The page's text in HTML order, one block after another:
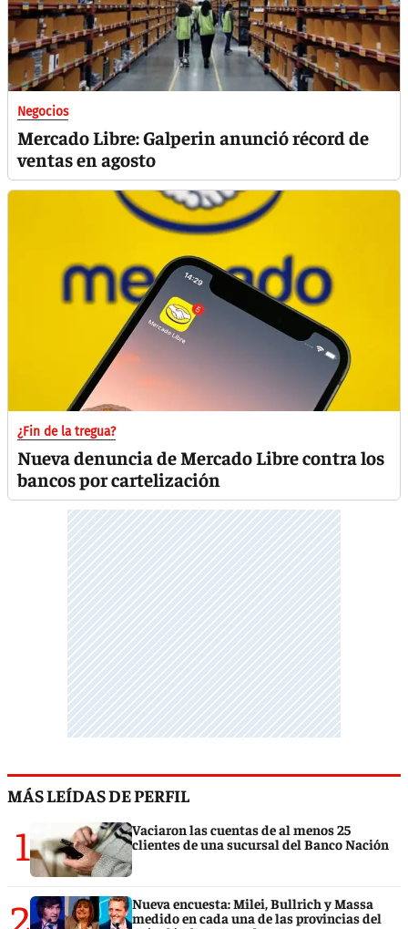
Negocios
Mercado Libre: Galperin anunció récord de
ventas en agosto
¿Fin de la tregua?
Nueva denuncia de Mercado Libre contra los
bancos por cartelización
MÁS LEÍDAS DE PERFIL
1
Vaciaron las cuentas de al menos 25
clientes de una sucursal del Banco Nación
2
Nueva encuesta: Milei, Bullrich y Massa
medido en cada una de las provincias del